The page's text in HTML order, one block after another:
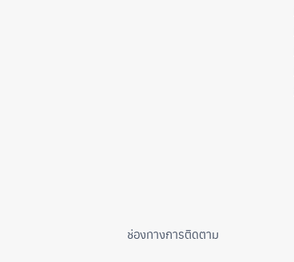
ช่องทางการติดตาม